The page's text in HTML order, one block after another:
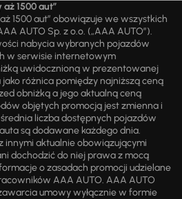
1500 aut”
1500 aut” obowiązuje we wszystkich
AUTO Sp. z o.o. („AAA AUTO”).
nabycia wybranych pojazdów
w serwisie internetowym
uwidocznioną w prezentowanej
różnica pomiędzy najniższą ceną
obniżką a jego aktualną ceną
objętych promocją jest zmienna i
liczba dostępnych pojazdów
są dodawane każdego dnia.
innymi aktualnie obowiązującymi
dochodzić do niej prawa z mocą
o zasadach promocji udzielane
AAA AUTO. AAA AUTO
umowy wyłącznie w formie